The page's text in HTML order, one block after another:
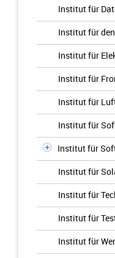
Institut für
Institut für
Institut für
Institut für
Institut für
Institut für
Institut für
Institut für
Institut für
Institut für
Institut für